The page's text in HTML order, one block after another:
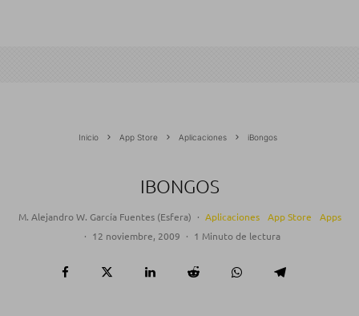
Inicio App Store Aplicaciones iBongos
IBONGOS
M. Alejandro W. García Fuentes (Esfera) · Aplicaciones App Store
Apps
· 12 noviembre, 2009 · 1 Minuto de lectura